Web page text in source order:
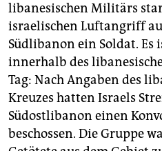
genossenschaft
epaper login
libanesischen Militärs
israelischen Luftangriff
Südlibanon ein Soldat. Es
innerhalb des
Tag: Nach Angaben des
Kreuzes hatten Israels
Südostlibanon einen
beschossen. Die Gruppe